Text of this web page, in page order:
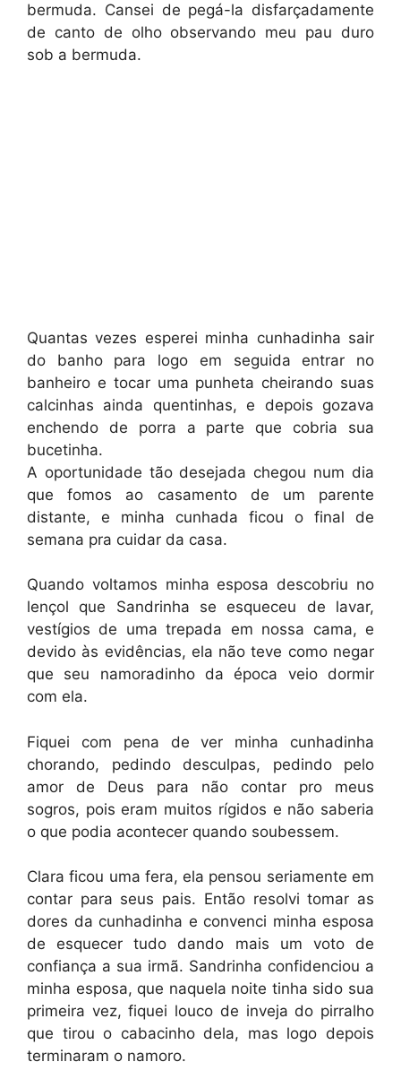
bermuda. Cansei de pegá-la disfarçadamente
de canto de olho observando meu pau duro
sob a bermuda.
Quantas vezes esperei minha cunhadinha sair
do banho para logo em seguida entrar no
banheiro e tocar uma punheta cheirando suas
calcinhas ainda quentinhas, e depois gozava
enchendo de porra a parte que cobria sua
bucetinha.
A oportunidade tão desejada chegou num dia
que fomos ao casamento de um parente
distante, e minha cunhada ficou o final de
semana pra cuidar da casa.
Quando voltamos minha esposa descobriu no
lençol que Sandrinha se esqueceu de lavar,
vestígios de uma trepada em nossa cama, e
devido às evidências, ela não teve como negar
que seu namoradinho da época veio dormir
com ela.
Fiquei com pena de ver minha cunhadinha
chorando, pedindo desculpas, pedindo pelo
amor de Deus para não contar pro meus
sogros, pois eram muitos rígidos e não saberia
o que podia acontecer quando soubessem.
Clara ficou uma fera, ela pensou seriamente em
contar para seus pais. Então resolvi tomar as
dores da cunhadinha e convenci minha esposa
de esquecer tudo dando mais um voto de
confiança a sua irmã. Sandrinha confidenciou a
minha esposa, que naquela noite tinha sido sua
primeira vez, fiquei louco de inveja do pirralho
que tirou o cabacinho dela, mas logo depois
terminaram o namoro.